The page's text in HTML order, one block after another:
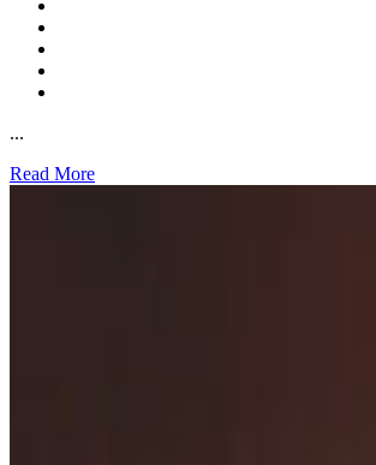
...
Read More